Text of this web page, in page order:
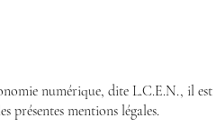
numérique, dite L.C.E.N., il est
présentes mentions légales.